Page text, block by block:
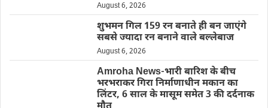
August 6, 2026
शुभमन गिल 159 रन बनाते ही बन जाएंगे
सबसे ज्यादा रन बनाने वाले बल्लेबाज
August 6, 2026
Amroha News-भारी बारिश के बीच
भरभराकर गिरा निर्माणाधीन मकान का
लिंटर, 6 साल के मासूम समेत 3 की दर्दनाक